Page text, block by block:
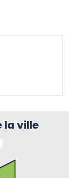
la ville